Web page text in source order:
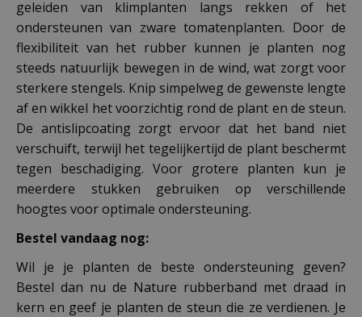
geleiden van klimplanten langs rekken of het
ondersteunen van zware tomatenplanten. Door de
flexibiliteit van het rubber kunnen je planten nog
steeds natuurlijk bewegen in de wind, wat zorgt voor
sterkere stengels. Knip simpelweg de gewenste lengte
af en wikkel het voorzichtig rond de plant en de steun.
De antislipcoating zorgt ervoor dat het band niet
verschuift, terwijl het tegelijkertijd de plant beschermt
tegen beschadiging. Voor grotere planten kun je
meerdere stukken gebruiken op verschillende
hoogtes voor optimale ondersteuning.
Bestel vandaag nog:
Wil je je planten de beste ondersteuning geven?
Bestel dan nu de Nature rubberband met draad in
kern en geef je planten de steun die ze verdienen. Je